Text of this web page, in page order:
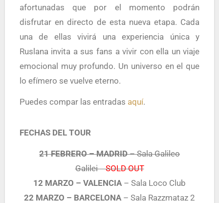
afortunadas que por el momento podrán
disfrutar en directo de esta nueva etapa. Cada
una de ellas vivirá una experiencia única y
Ruslana invita a sus fans a vivir con ella un viaje
emocional muy profundo. Un universo en el que
lo efímero se vuelve eterno.
Puedes compar las entradas aquí.
FECHAS DEL TOUR
21 FEBRERO –MADRID– Sala Galileo
Galilei SOLD OUT
12 MARZO – VALENCIA – Sala Loco Club
22 MARZO – BARCELONA – Sala Razzmataz 2